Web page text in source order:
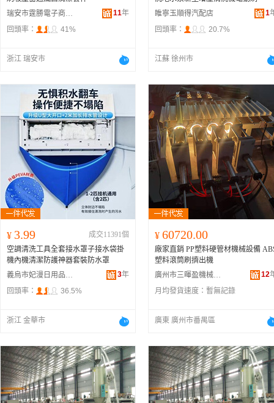
瑞安市霆勝電子商務商行
11年
回頭率：
41%
浙江 瑞安市
睢寧玉順得汽配店
1
回頭率：
20.7%
江蘇 徐州市
¥ 3.99
成交11391個
空調清洗工具全套接水罩子接水袋掛
機內機清潔防護神器套裝防水罩
義烏市妃漫日用品有限公司
3年
回頭率：
36.5%
浙江 金華市
¥ 60720.00
廠家直銷 PP塑料硬管材機械設備
塑料滾筒刷擠出機
廣州市三暉盈機械設備有限公司
12
月均發貨速度： 暫無記錄
廣東 廣州市番禺區